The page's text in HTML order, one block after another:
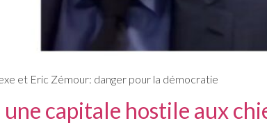
et Eric Zémour: danger pour la démocratie
une capitale hostile aux